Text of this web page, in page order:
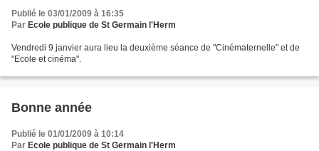
Publié le 03/01/2009 à 16:35
Par Ecole publique de St Germain l'Herm
Vendredi 9 janvier aura lieu la deuxième séance de "Cinématernelle" et de
"Ecole et cinéma".
Bonne année
Publié le 01/01/2009 à 10:14
Par Ecole publique de St Germain l'Herm